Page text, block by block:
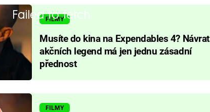
Failed to fetch
FILMY
Musíte do kina na Expendables 4? Návrat
akčních legend má jen jednu zásadní
přednost
FILMY